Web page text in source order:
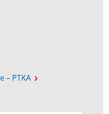
– PTKA